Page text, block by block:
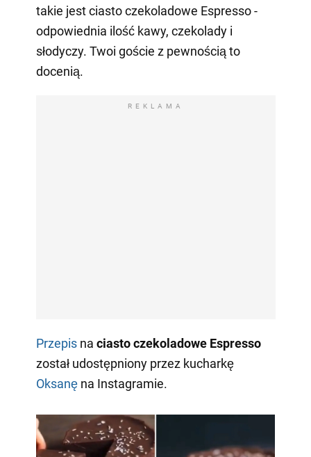
takie jest ciasto czekoladowe Espresso -
odpowiednia ilość kawy, czekolady i
słodyczy. Twoi goście z pewnością to
docenią.
REKLAMA
Przepisna ciasto czekoladowe Espresso
został udostępniony przez kucharkę
Oksanęna Instagramie.